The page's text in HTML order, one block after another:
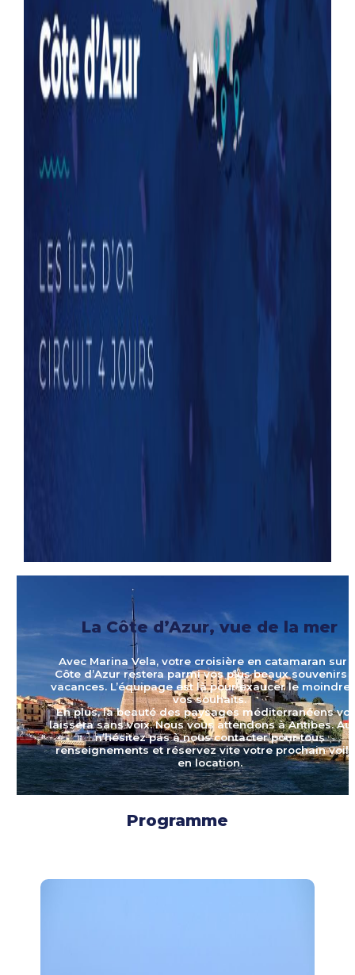
La Côte d’Azur, vue de la mer
Avec Marina Vela, votre croisière en catamaran sur
Côte d’Azur restera parmi vos plus beaux souvenirs
vacances. L’équipage est là pour exaucer le moindre
vos souhaits.
En plus, la beauté des paysages méditerranéens
laissera sans voix. Nous vous attendons à Antibes.
n’hésitez pas à nous contacter pour tous
renseignements et réservez vite votre prochain
en location.
Programme